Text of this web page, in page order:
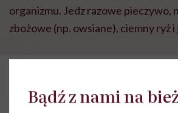
organizmu. Jedz razowe pieczywo,
zbożowe (np. owsiane), ciemny ryż i
Chcesz
odpornością?
wesprzeć!
Bądź z nami na